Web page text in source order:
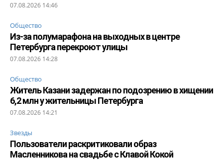
07.08.2026 14:46
Общество
Из-за полумарафона на выходных в центре
Петербурга перекроют улицы
07.08.2026 14:28
Общество
Житель Казани задержан по подозрению в хищении
6,2 млн у жительницы Петербурга
07.08.2026 14:21
Звезды
Пользователи раскритиковали образ
Масленникова на свадьбе с Клавой Кокой